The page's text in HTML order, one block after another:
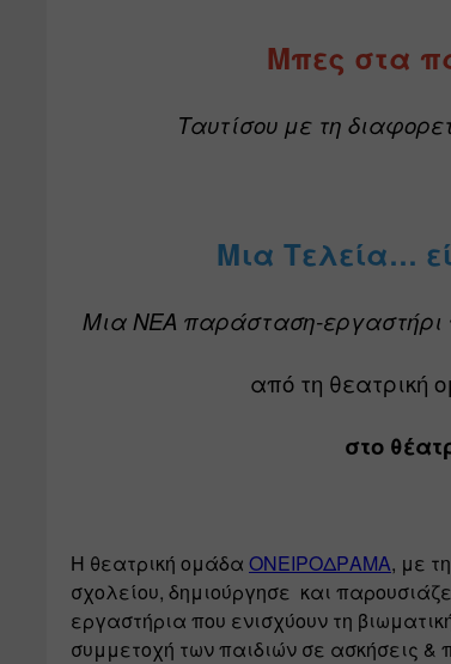
Μπες στα
Ταυτίσου με τη
Μια Τελεία…
Μια ΝΕΑ παράσταση-εργαστήρι
από τη θεατρική
στο
Η θεατρική ομάδα ΟΝΕΙΡΟΔΡΑΜΑ, με
σχολείου, δημιούργησε  και
εργαστήρια που ενισχύουν τη
συμμετοχή των παιδιών σε ασκήσεις &